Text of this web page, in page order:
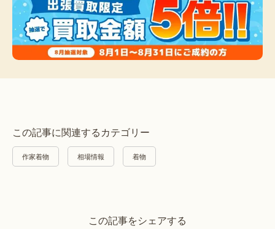
この記事に関連するカテゴリー
作家着物 相場情報 着物
この記事をシェアする